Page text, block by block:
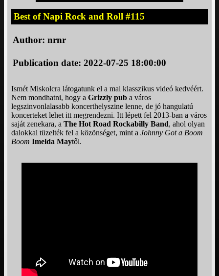
Best of Napi Rock and Roll #115
Author:nrnr
Publication date: 2022-07-25 18:00:00
Ismét Miskolcra látogatunk el a mai klasszikus videó kedvéért.
Nem mondhatni, hogy aGrizzly pub a város
legszinvonlalasabb koncerthelyszine lenne, de jó hangulatú
koncerteket lehet itt megrendezni. Itt lépett fel 2013-ban a város
saját zenekara, aThe Hot Road Rockabilly Band, ahol olyan
dalokkal tüzelték fel a közönséget, mint aJohnny Got a Boom
Boom Imelda Maytől.